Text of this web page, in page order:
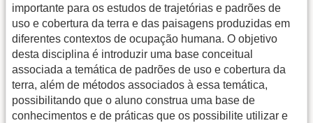
importante para os estudos de trajetórias e padrões de
uso e cobertura da terra e das paisagens produzidas em
diferentes contextos de ocupação humana. O objetivo
desta disciplina é introduzir uma base conceitual
associada a temática de padrões de uso e cobertura da
terra, além de métodos associados à essa temática,
possibilitando que o aluno construa uma base de
conhecimentos e de práticas que os possibilite utilizar e